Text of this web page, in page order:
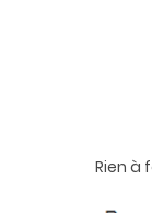
Rien à